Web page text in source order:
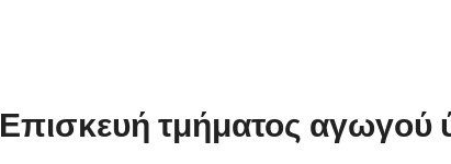
Επισκευή τμήματος